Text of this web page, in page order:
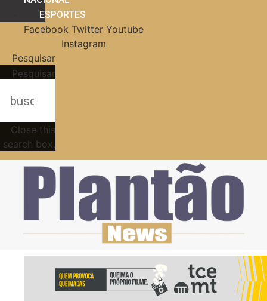
ESPORTES
Facebook Twitter Youtube
Instagram
Pesquisar
Pesquisar
Close this
search box.